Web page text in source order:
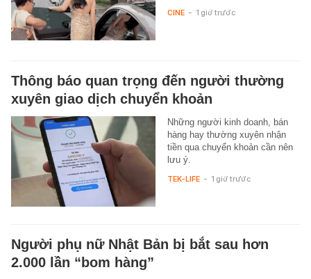
CINE - 1 giờ trước
Thông báo quan trọng đến người thường
xuyên giao dịch chuyển khoản
Những người kinh doanh, bán
hàng hay thường xuyên nhận
tiền qua chuyển khoản cần nên
lưu ý.
TEK-LIFE - 1 giờ trước
Người phụ nữ Nhật Bản bị bắt sau hơn
2.000 lần “bom hàng”